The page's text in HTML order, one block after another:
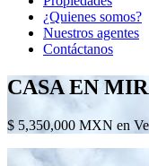
¿Quienes somos?
Nuestros agentes
Contáctanos
CASA EN
$ 5,350,000 MXN en